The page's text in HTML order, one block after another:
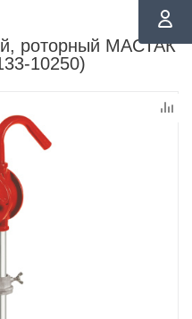
роторный МАСТАК
10250)